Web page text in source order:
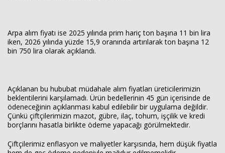
Arpa alım fiyatı ise 2025 yılında prim hariç ton başına 11 bin lira
iken, 2026 yılında yüzde 15,9 oranında artırılarak ton başına 12
bin 750 lira olarak açıklandı.
Açıklanan bu hububat müdahale alım fiyatları üreticilerimizin
beklentilerini karşılamadı. Ürün bedellerinin 45 gün içerisinde de
ödeneceğinin açıklanması kabul edilebilir bir uygulama değildir.
Çünkü çiftçilerimizin mazot, gübre, ilaç, tohum, işçilik ve kredi
borçlarını hasatla birlikte ödeme yapacağı görülmektedir.
Çiftçilerimiz enflasyon ve maliyetler karşısında, hem düşük fiyatla